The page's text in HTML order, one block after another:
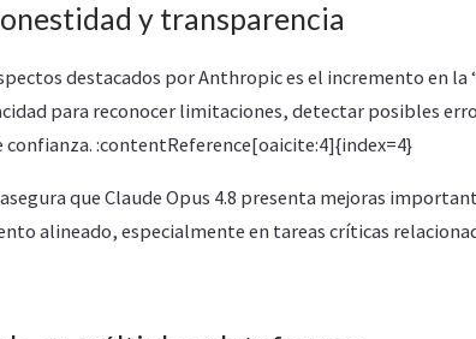
y transparencia
destacados por Anthropic es el incremento en
para reconocer limitaciones, detectar posibles
confianza. :contentReference[oaicite:4]{index=4}
que Claude Opus 4.8 presenta mejoras
alineado, especialmente en tareas críticas